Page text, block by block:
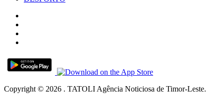
Copyright © 2026 . TATOLI Agência Noticiosa de Timor-Leste.